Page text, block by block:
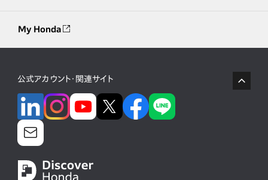
My Honda
公式アカウント・関連サイト